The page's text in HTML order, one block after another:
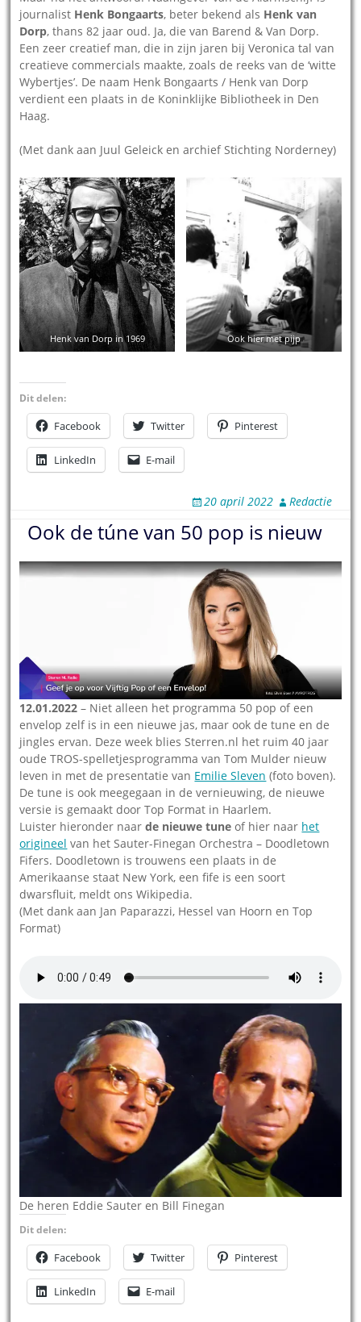
journalist Henk Bongaarts, beter bekend als Henk van
Dorp, thans 82 jaar oud. Ja, die van Barend & Van Dorp.
Een zeer creatief man, die in zijn jaren bij Veronica tal van
creatieve commercials maakte, zoals de reeks van de ‘witte
Wybertjes’. De naam Henk Bongaarts / Henk van Dorp
verdient een plaats in de Koninklijke Bibliotheek in Den
Haag.
(Met dank aan Juul Geleick en archief Stichting Norderney)
Henk van Dorp in 1969 Ook hier met pijp
Dit delen:
Facebook Twitter Pinterest
LinkedIn E-mail
20 april 2022 Redactie
Ook de túne van 50 pop is nieuw
12.01.2022 – Niet alleen het programma 50 pop of een
envelop zelf is in een nieuwe jas, maar ook de tune en de
jingles ervan. Deze week blies Sterren.nl het ruim 40 jaar
oude TROS-spelletjesprogramma van Tom Mulder nieuw
leven in met de presentatie van Emilie Sleven (foto boven).
De tune is ook meegegaan in de vernieuwing, de nieuwe
versie is gemaakt door Top Format in Haarlem.
Luister hieronder naarde nieuwe tune of hier naar het
origineel van het Sauter-Finegan Orchestra – Doodletown
Fifers. Doodletown is trouwens een plaats in de
Amerikaanse staat New York, een fife is een soort
dwarsfluit, meldt ons Wikipedia.
(Met dank aan Jan Paparazzi, Hessel van Hoorn en Top
Format)
De heren Eddie Sauter en Bill Finegan
Dit delen:
Facebook Twitter Pinterest
LinkedIn E-mail